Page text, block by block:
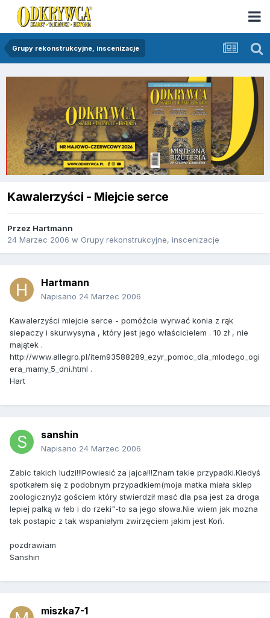
Grupy rekonstrukcyjne, inscenizacje
Kawalerzyści - Miejcie serce
Przez Hartmann
24 Marzec 2006 w Grupy rekonstrukcyjne, inscenizacje
Hartmann
Napisano 24 Marzec 2006
Kawalerzyści miejcie serce - pomóżcie wyrwać konia z rąk
siepaczy i skurwysyna , który jest jego właścicielem . 10 zł , nie
majątek .
http://www.allegro.pl/item93588289_ezyr_pomoc_dla_mlodego_ogi
era_mamy_5_dni.html .
Hart
sanshin
Napisano 24 Marzec 2006
Zabic takich ludzi!!!Powiesić za jajca!!!Znam takie przypadki.Kiedyś
spotkałem się z podobnym przypadkiem(moja matka miała sklep
zoologiczny)z gościem który stwierdził masć dla psa jest za droga
lepiej pałką w łeb i do rzeki"-to sa jego słowa.Nie wiem jak mozna
tak postapic z tak wspaniałym zwirzęciem jakim jest Koń.
pozdrawiam
Sanshin
miszka7-1